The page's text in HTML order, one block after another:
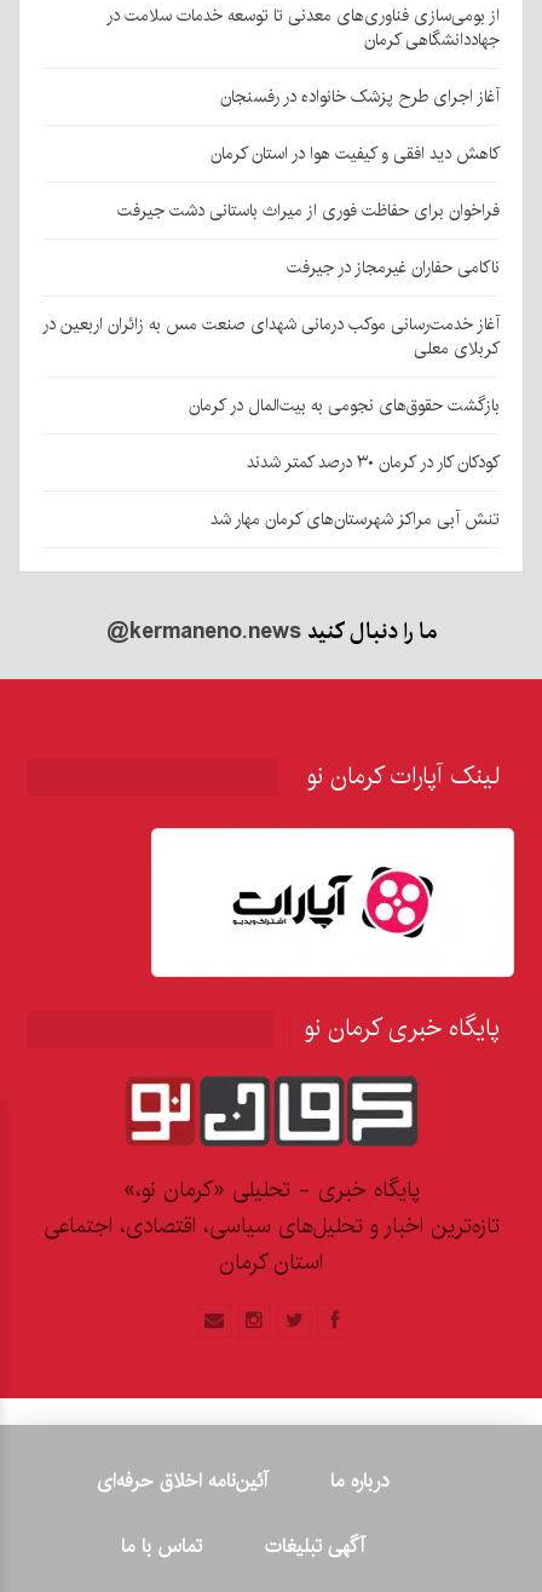
از بومی‌سازی فناوری‌های معدنی تا توسعه خدمات سلامت در
جهاددانشگاهی کرمان
آغاز اجرای طرح پزشک خانواده در رفسنجان
کاهش دید افقی و کیفیت هوا در استان کرمان
فراخوان برای حفاظت فوری از میراث باستانی دشت جیرفت
ناکامی حفاران غیرمجاز در جیرفت
آغاز خدمت‌رسانی موکب درمانی شهدای صنعت مس به زائران اربعین در
کربلای معلی
بازگشت حقوق‌های نجومی به بیت‌المال در کرمان
کودکان کار در کرمان ۳۰ درصد کمتر شدند
تنش آبی مراکز شهرستان‌های کرمان مهار شد
ما را دنبال کنید@kermaneno.news
لینک آپارات کرمان نو
پایگاه خبری کرمان نو
پایگاه خبری - تحلیلی «کرمان نو،»
تازه‌ترین اخبار و تحلیل‌های سیاسی، اقتصادی، اجتماعی
استان کرمان
درباره ما
آئین‌نامه اخلاق حرفه‌ای
آگهی تبلیغات
تماس با ما